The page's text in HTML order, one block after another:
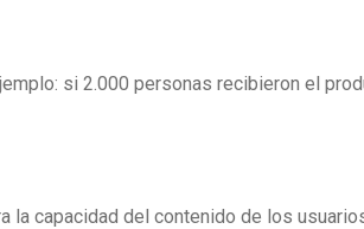
si 2.000 personas recibieron el
la capacidad del contenido de los